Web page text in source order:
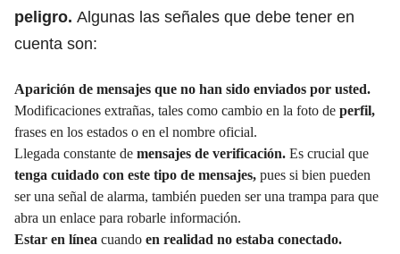
peligro. Algunas las señales que debe tener en
cuenta son:
Aparición de mensajes que no han sido enviados por usted.
Modificaciones extrañas, tales como cambio en la foto de perfil,
frases en los estados o en el nombre oficial.
Llegada constante de mensajes de verificación. Es crucial que
tenga cuidado con este tipo de mensajes, pues si bien pueden
ser una señal de alarma, también pueden ser una trampa para que
abra un enlace para robarle información.
Estar en línea cuando en realidad no estaba conectado.